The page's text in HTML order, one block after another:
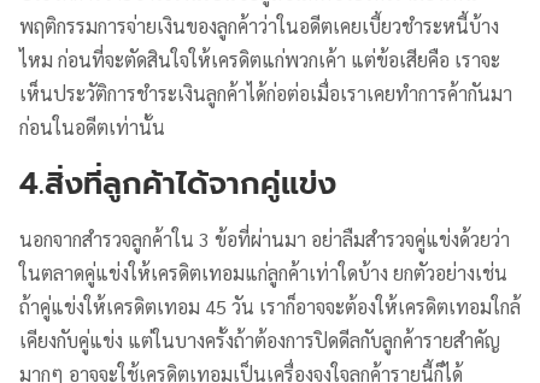
พฤติกรรมการจ่ายเงินของลูกค้าว่าในอดีตเคยเบี้ยวชำระหนี้บ้าง
ไหม ก่อนที่จะตัดสินใจให้เครดิตแก่พวกเค้า แต่ข้อเสียคือ เราจะ
เห็นประวัติการชำระเงินลูกค้าได้ก่อต่อเมื่อเราเคยทำการค้ากันมา
ก่อนในอดีตเท่านั้น
4.สิ่งที่ลูกค้าได้จากคู่แข่ง
นอกจากสำรวจลูกค้าใน 3 ข้อที่ผ่านมา อย่าลืมสำรวจคู่แข่งด้วยว่า
ในตลาดคู่แข่งให้เครดิตเทอมแก่ลูกค้าเท่าใดบ้าง ยกตัวอย่างเช่น
ถ้าคู่แข่งให้เครดิตเทอม 45 วัน เราก็อาจจะต้องให้เครดิตเทอมใกล้
เคียงกับคู่แข่ง แต่ในบางครั้งถ้าต้องการปิดดีลกับลูกค้ารายสำคัญ
มากๆ อาจจะใช้เครดิตเทอมเป็นเครื่องจูงใจลูกค้ารายนี้ก็ได้